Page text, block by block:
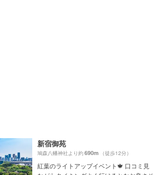
新宿御苑
鳩森八幡神社より約690m （徒歩12分）
紅葉のライトアップイベント🍁 口コミ見